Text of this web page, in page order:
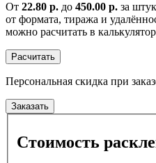
От 22.80 р. до 450.00 р. за
от формата, тиража и
можно расчитать в
Расчитать
Персональная скидка при
Заказать
Стоимость